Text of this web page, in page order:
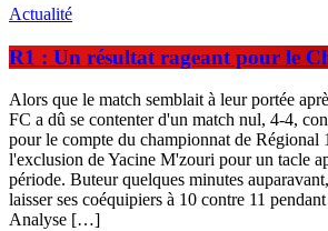
Actualité
R1 : Un résultat rageant pour le
Alors que le match semblait à leur portée
FC a dû se contenter d'un match nul, 4-4,
pour le compte du championnat de Régional
l'exclusion de Yacine M'zouri pour un tacle
période. Buteur quelques minutes
laisser ses coéquipiers à 10 contre 11
Analyse […]